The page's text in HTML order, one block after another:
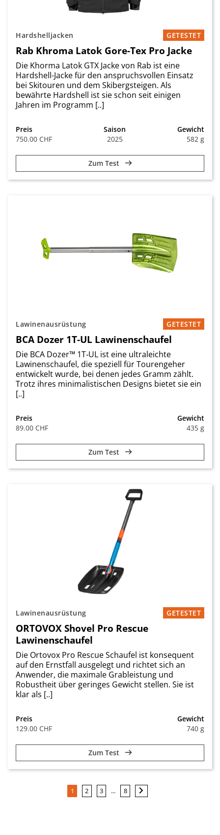
Hardshelljacken GETESTET
Rab Khroma Latok Gore-Tex Pro Jacke
Die Khorma Latok GTX Jacke von Rab ist eine
Hardshell-Jacke für den anspruchsvollen Einsatz
bei Skitouren und dem Skibergsteigen. Als
bewährte Hardshell ist sie schon seit einigen
Jahren im Programm [..]
Preis
750.00 CHF
Saison
2025
Gewicht
582 g
Zum Test
Lawinenausrüstung GETESTET
BCA Dozer 1T-UL Lawinenschaufel
Die BCA Dozer™ 1T‑UL ist eine ultraleichte
Lawinenschaufel, die speziell für Tourengeher
entwickelt wurde, bei denen jedes Gramm zählt.
Trotz ihres minimalistischen Designs bietet sie ein
[..]
Preis
89.00 CHF
Gewicht
435 g
Zum Test
Lawinenausrüstung GETESTET
ORTOVOX Shovel Pro Rescue
Lawinenschaufel
Die Ortovox Pro Rescue Schaufel ist konsequent
auf den Ernstfall ausgelegt und richtet sich an
Anwender, die maximale Grableistung und
Robustheit über geringes Gewicht stellen. Sie ist
klar als [..]
Preis
129.00 CHF
Gewicht
740 g
Zum Test
1 2 3 ... 8